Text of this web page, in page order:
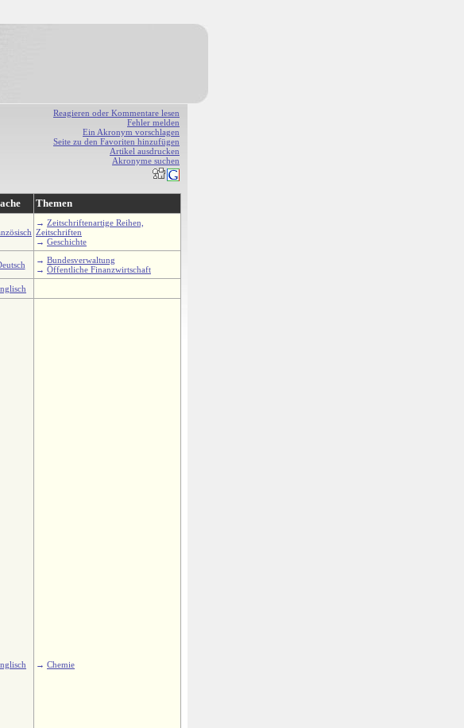
Reagieren oder Kommentare lesen
Fehler melden
Ein Akronym vorschlagen
Seite zu den Favoriten hinzufügen
Artikel ausdrucken
Akronyme suchen
Themen
→ Zeitschriftenartige Reihen,
Zeitschriften
→ Geschichte
→ Bundesverwaltung
→ Öffentliche Finanzwirtschaft
→ Chemie